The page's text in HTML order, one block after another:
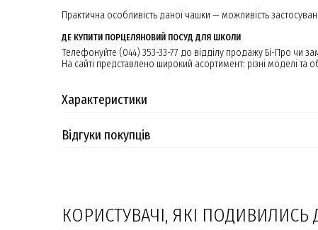
Практична особливість даної чашки — можливість
ДЕ КУПИТИ ПОРЦЕЛЯНОВИЙ ПОСУД ДЛЯ ШКОЛИ
Телефонуйте (044) 353-33-77 до відділу продажу Бі-Про чи
На сайті представлено широкий асортимент: різні моделі
Характеристики
Відгуки покупців
КОРИСТУВАЧІ, ЯКІ